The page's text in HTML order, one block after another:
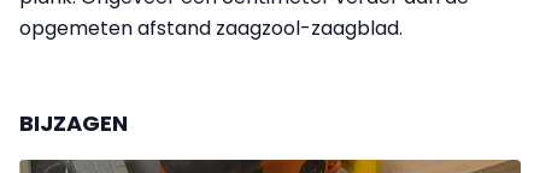
opgemeten afstand zaagzool-zaagblad.
BIJZAGEN